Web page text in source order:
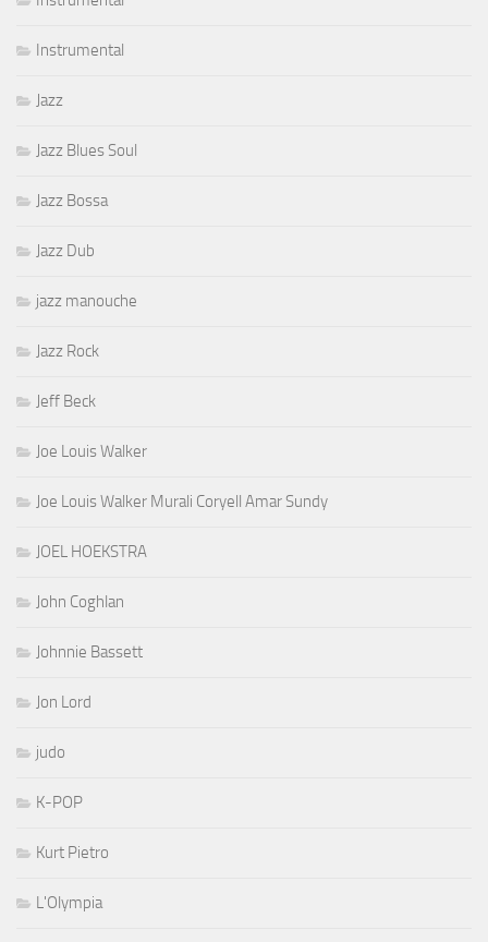
Instrumental
Jazz
Jazz Blues Soul
Jazz Bossa
Jazz Dub
jazz manouche
Jazz Rock
Jeff Beck
Joe Louis Walker
Joe Louis Walker Murali Coryell Amar Sundy
JOEL HOEKSTRA
John Coghlan
Johnnie Bassett
Jon Lord
judo
K-POP
Kurt Pietro
L'Olympia